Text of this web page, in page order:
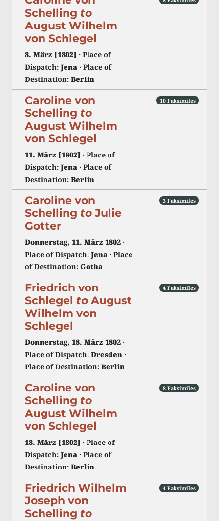
Schelling to
August Wilhelm
von Schlegel
8. März [1802] · Place of
Dispatch: Jena · Place of
Destination: Berlin
Caroline von
Schelling to
August Wilhelm
von Schlegel
11. März [1802] · Place of
Dispatch: Jena · Place of
Destination: Berlin
10 Faksimiles
Caroline von
Schelling to Julie
Gotter
Donnerstag, 11. März 1802 ·
Place of Dispatch: Jena · Place
of Destination: Gotha
3 Faksimiles
Friedrich von
Schlegel to August
Wilhelm von
Schlegel
Donnerstag, 18. März 1802 ·
Place of Dispatch: Dresden ·
Place of Destination: Berlin
4 Faksimiles
Caroline von
Schelling to
August Wilhelm
von Schlegel
18. März [1802] · Place of
Dispatch: Jena · Place of
Destination: Berlin
8 Faksimiles
Friedrich Wilhelm
Joseph von
Schelling to
4 Faksimiles